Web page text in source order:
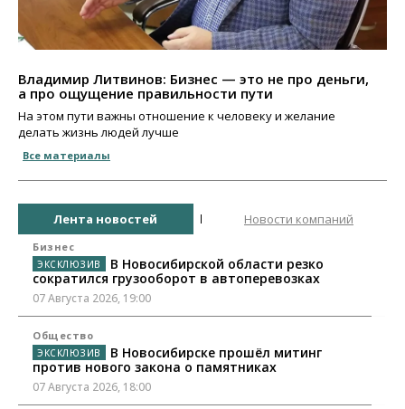
Владимир Литвинов: Бизнес — это не про деньги,
а про ощущение правильности пути
На этом пути важны отношение к человеку и желание
делать жизнь людей лучше
Все материалы
Лента новостей Новости компаний
Бизнес
В Новосибирской области резко
сократился грузооборот в автоперевозках
07 Августа 2026, 19:00
Общество
В Новосибирске прошёл митинг
против нового закона о памятниках
07 Августа 2026, 18:00